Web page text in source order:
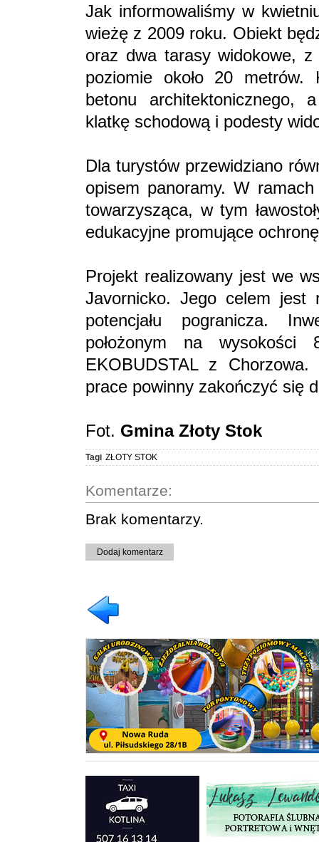
Jak informowaliśmy w
wieżę z 2009 roku. Obiekt
oraz dwa tarasy widokowe,
poziomie około 20 metrów.
betonu architektonicznego,
klatkę schodową i podesty
Dla turystów przewidziano
opisem panoramy. W
towarzysząca, w tym
edukacyjne promujące
Projekt realizowany jest we
Javornicko. Jego celem jest
potencjału pogranicza.
położonym na
EKOBUDSTAL z
prace powinny zakończyć się
Fot. Gmina Złoty Stok
Tagi ZŁOTY STOK
Komentarze:
Brak komentarzy.
Dodaj komentarz